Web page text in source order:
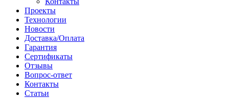
Проекты
Технологии
Новости
Доставка/Оплата
Гарантия
Сертификаты
Отзывы
Вопрос-ответ
Контакты
Статьи